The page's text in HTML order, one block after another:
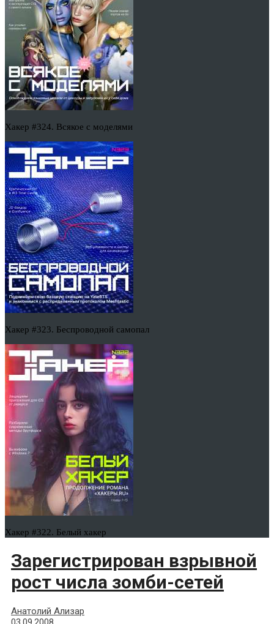
Хакер #324. Всякое с моделями
Хакер #323. Беспроводной самопал
Хакер #322. Белый хакер
Зарегистрирован взрывной
рост числа зомби-сетей
Анатолий Ализар